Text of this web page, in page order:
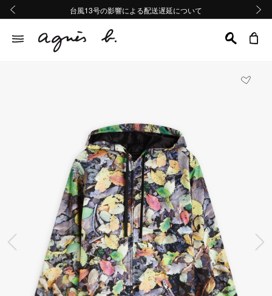
熊本地域地震の影響による配送遅延について
Summer Sale 2buy10%OFF!!
台風13号の影響による配送遅延について
熊本地域地震の影響による配送遅延について
Summer Sale 2buy10%OFF!!
前の画像